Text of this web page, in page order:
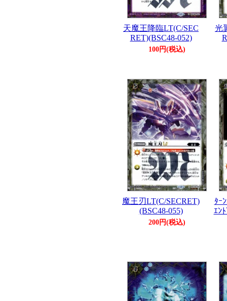
天魔王降臨LT(C/SEC
RET)(BSC48-052)
100円(税込)
光
魔王刃LT(C/SECRET)
(BSC48-055)
200円(税込)
ﾀｰ
ｴﾝ